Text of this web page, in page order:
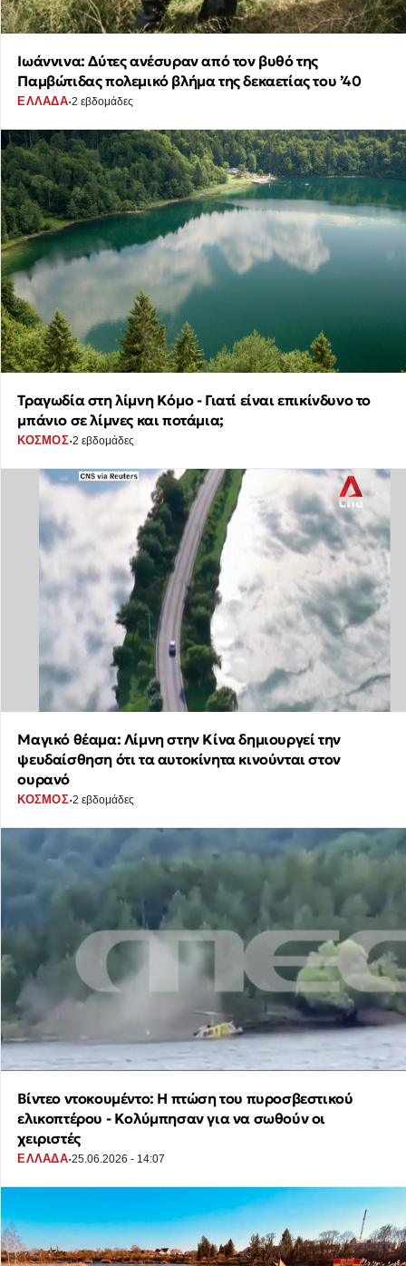
Ιωάννινα: Δύτες ανέσυραν από τον βυθό της
Παμβώτιδας πολεμικό βλήμα της δεκαετίας του ’40
ΕΛΛΑΔΑ·2 εβδομάδες
Τραγωδία στη λίμνη Κόμο - Γιατί είναι επικίνδυνο το
μπάνιο σε λίμνες και ποτάμια;
ΚΟΣΜΟΣ·2 εβδομάδες
Μαγικό θέαμα: Λίμνη στην Κίνα δημιουργεί την
ψευδαίσθηση ότι τα αυτοκίνητα κινούνται στον
ουρανό
ΚΟΣΜΟΣ·2 εβδομάδες
Βίντεο ντοκουμέντο: Η πτώση του πυροσβεστικού
ελικοπτέρου - Κολύμπησαν για να σωθούν οι
χειριστές
ΕΛΛΑΔΑ·25.06.2026 - 14:07